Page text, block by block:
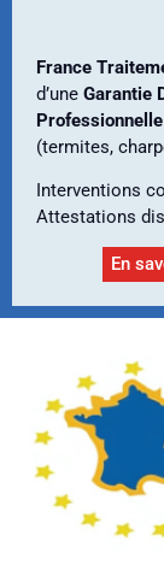
France
d’une Garantie
Professionnelle
(termites,
Interventions
Attestations
En